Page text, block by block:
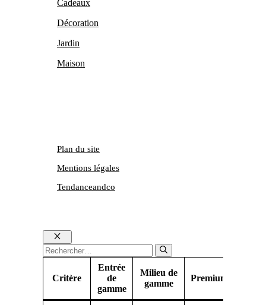
Cadeaux
Décoration
Jardin
Maison
Tendanceandco
Plan du site
Mentions légales
Fermer
Rechercher :
Critère
Entrée
de
gamme
Milieu de
gamme
Premium